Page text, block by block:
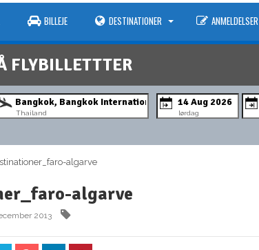
BILLEJE DESTINATIONER ANMELDELSER
FLYBILLETTTER
Thailand lørdag
algarve
algarve
2013